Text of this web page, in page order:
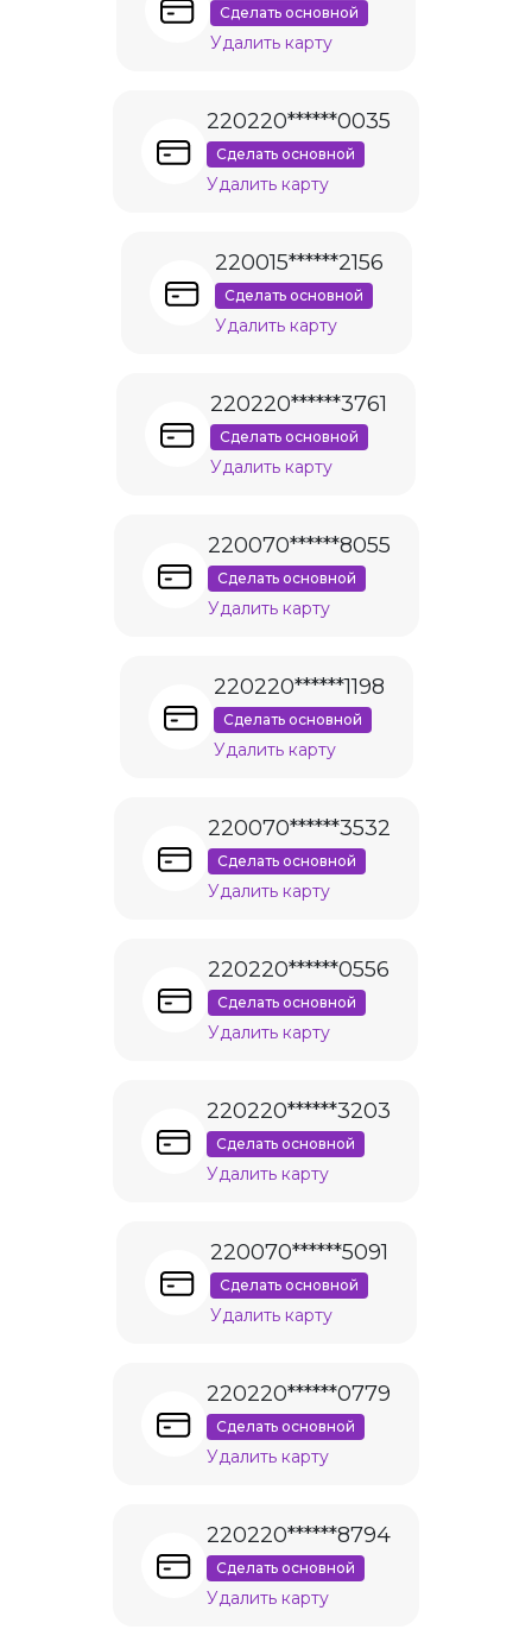
Сделать основной
Удалить карту
220220******0035
Сделать основной
Удалить карту
220015******2156
Сделать основной
Удалить карту
220220******3761
Сделать основной
Удалить карту
220070******8055
Сделать основной
Удалить карту
220220******1198
Сделать основной
Удалить карту
220070******3532
Сделать основной
Удалить карту
220220******0556
Сделать основной
Удалить карту
220220******3203
Сделать основной
Удалить карту
220070******5091
Сделать основной
Удалить карту
220220******0779
Сделать основной
Удалить карту
220220******8794
Сделать основной
Удалить карту